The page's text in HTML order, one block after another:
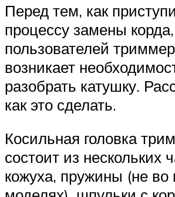
Перед тем, как
процессу замены
пользователей
возникает
разобрать катушку.
как это сделать.
Косильная головка
состоит из нескольких
кожуха, пружины (не во